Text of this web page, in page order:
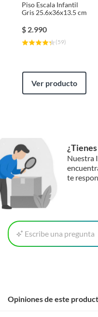
Piso Escala Infantil
Gris 25.6x36x13.5 cm
$ 2.990
(59)
Ver producto
Nuestra
te
Escribe una pregunta
Opiniones de este